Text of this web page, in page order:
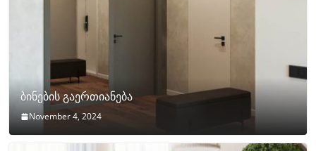
ბინების გაერთიანება
November 4, 2024